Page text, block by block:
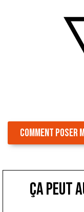
COMMENT POSER
ça peut